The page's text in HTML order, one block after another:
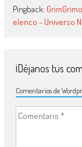
Pingback:
elenco - Universo
¡Déjanos tus
Comentarios de